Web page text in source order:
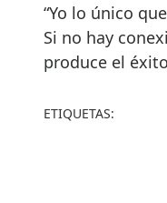
“Yo lo único
Si no hay
produce el
ETIQUETAS: